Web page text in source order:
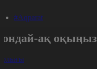
#Aqparat
ақ оқыңыз